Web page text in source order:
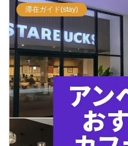
滞在ガイド(stay)